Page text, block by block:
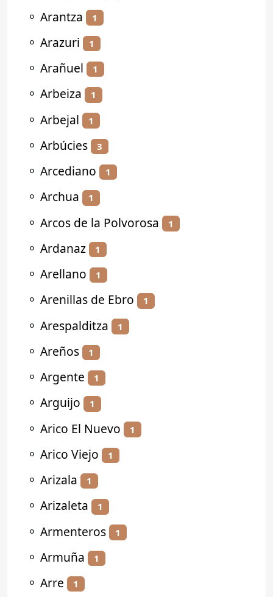
⚬ Arantza 1
⚬ Arazuri 1
⚬ Arañuel 1
⚬ Arbeiza 1
⚬ Arbejal 1
⚬ Arbúcies 3
⚬ Arcediano 1
⚬ Archua 1
⚬ Arcos de la Polvorosa 1
⚬ Ardanaz 1
⚬ Arellano 1
⚬ Arenillas de Ebro 1
⚬ Arespalditza 1
⚬ Areños 1
⚬ Argente 1
⚬ Arguijo 1
⚬ Arico El Nuevo 1
⚬ Arico Viejo 1
⚬ Arizala 1
⚬ Arizaleta 1
⚬ Armenteros 1
⚬ Armuña 1
⚬ Arre 1